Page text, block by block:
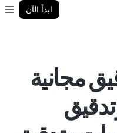
ابدأ الآن
مجانية